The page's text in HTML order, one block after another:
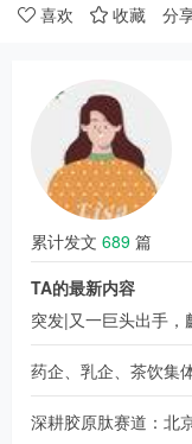
喜欢 收藏 分
累计发文 689 篇
TA的最新内容
突发|又一巨头出手，
药企、乳企、茶饮集
深耕胶原肽赛道：北